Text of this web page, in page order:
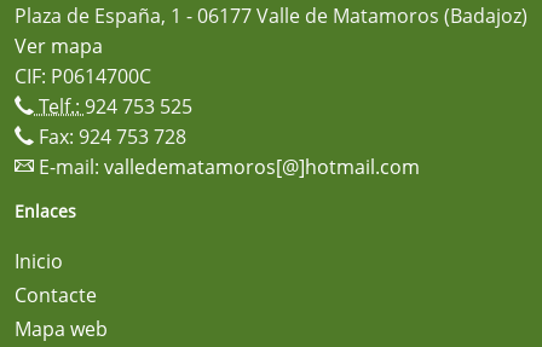
Plaza de España, 1 - 06177 Valle de Matamoros (Badajoz)
Ver mapa
CIF: P0614700C
Telf.: 924 753 525
Fax: 924 753 728
E-mail: valledematamoros[@]hotmail.com
Enlaces
Inicio
Contacte
Mapa web